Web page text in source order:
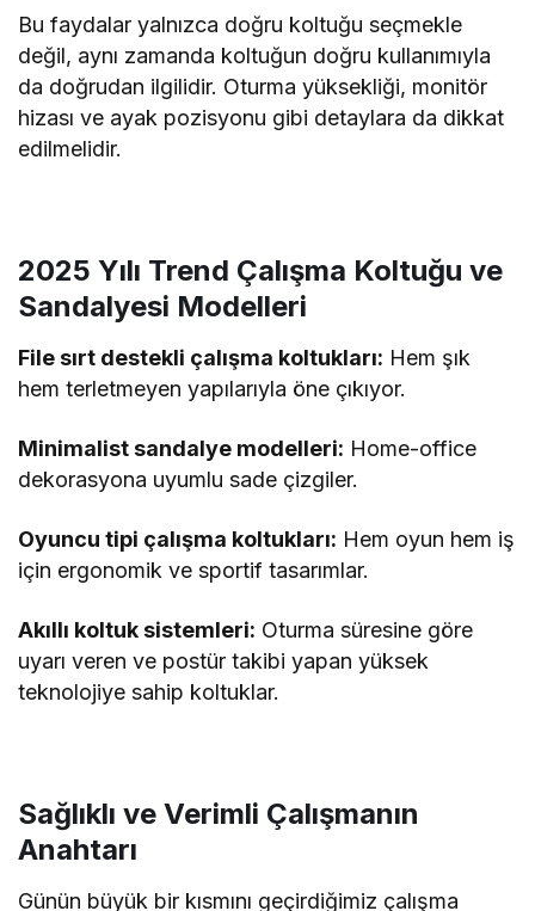
Bu faydalar yalnızca doğru koltuğu seçmekle
değil, aynı zamanda koltuğun doğru kullanımıyla
da doğrudan ilgilidir. Oturma yüksekliği, monitör
hizası ve ayak pozisyonu gibi detaylara da dikkat
edilmelidir.
2025 Yılı Trend Çalışma Koltuğu ve
Sandalyesi Modelleri
File sırt destekli çalışma koltukları: Hem şık
hem terletmeyen yapılarıyla öne çıkıyor.
Minimalist sandalye modelleri: Home-office
dekorasyona uyumlu sade çizgiler.
Oyuncu tipi çalışma koltukları: Hem oyun hem iş
için ergonomik ve sportif tasarımlar.
Akıllı koltuk sistemleri: Oturma süresine göre
uyarı veren ve postür takibi yapan yüksek
teknolojiye sahip koltuklar.
Sağlıklı ve Verimli Çalışmanın
Anahtarı
Günün büyük bir kısmını geçirdiğimiz çalışma